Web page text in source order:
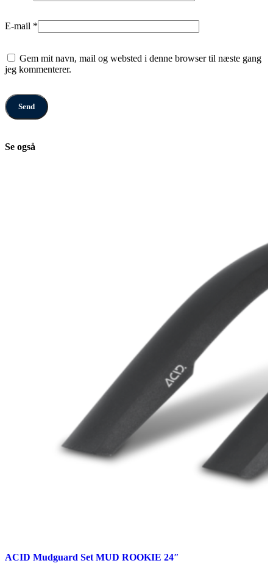
E-mail *
Gem mit navn, mail og websted i denne browser til næste gang
jeg kommenterer.
Se også
ACID Mudguard Set MUD ROOKIE 24″